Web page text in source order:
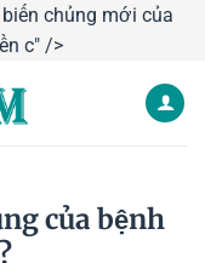
chủng mới của
c" />Skip
của bệnh